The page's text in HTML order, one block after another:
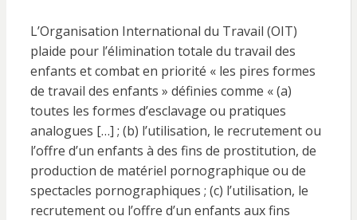
L’Organisation International du Travail (OIT)
plaide pour l’élimination totale du travail des
enfants et combat en priorité « les pires formes
de travail des enfants » définies comme « (a)
toutes les formes d’esclavage ou pratiques
analogues […] ; (b) l’utilisation, le recrutement ou
l’offre d’un enfants à des fins de prostitution, de
production de matériel pornographique ou de
spectacles pornographiques ; (c) l’utilisation, le
recrutement ou l’offre d’un enfants aux fins